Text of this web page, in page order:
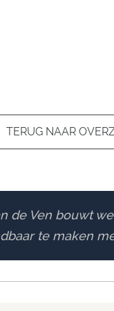
TERUG NAAR
de Ven bouwt
te maken